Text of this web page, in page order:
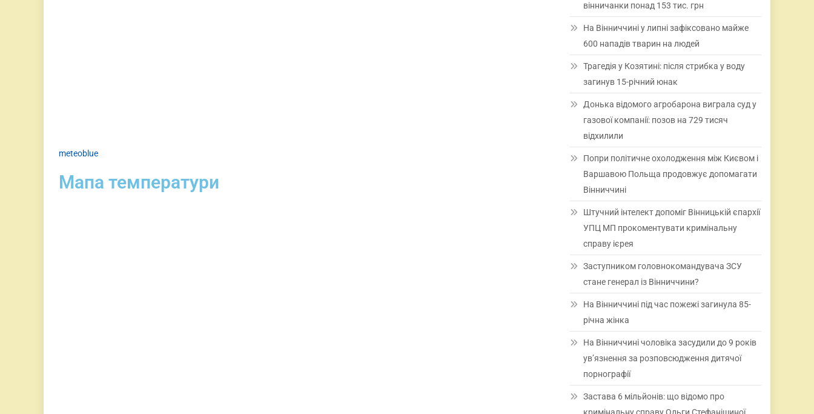
meteoblue
Мапа температури
вінничанки понад 153 тис. грн
На Вінниччині у липні зафіксовано майже
600 нападів тварин на людей
Трагедія у Козятині: після стрибка у воду
загинув 15-річний юнак
Донька відомого агробарона виграла суд у
газової компанії: позов на 729 тисяч
відхилили
Попри політичне охолодження між Києвом і
Варшавою Польща продовжує допомагати
Вінниччині
Штучний інтелект допоміг Вінницькій єпархії
УПЦ МП прокоментувати кримінальну
справу ієрея
Заступником головнокомандувача ЗСУ
стане генерал із Вінниччини?
На Вінниччині під час пожежі загинула 85-
річна жінка
На Вінниччині чоловіка засудили до 9 років
ув’язнення за розповсюдження дитячої
порнографії
Застава 6 мільйонів: що відомо про